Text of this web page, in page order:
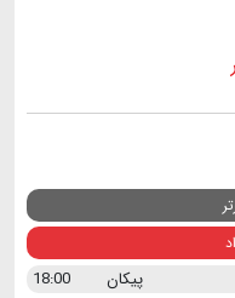
پیکان
18:00